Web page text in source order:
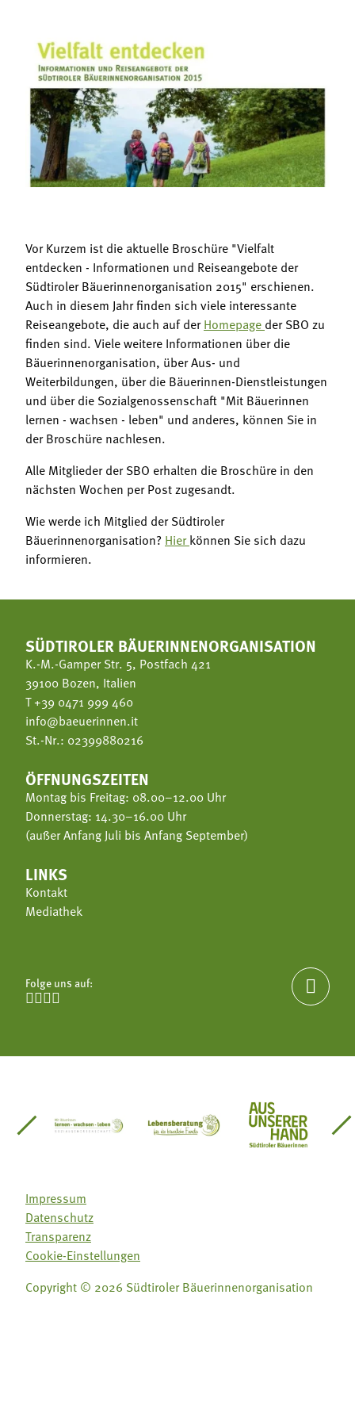
Landessekretariat
Hofgeschichten
Vor Kurzem ist die aktuelle Broschüre "Vielfalt
entdecken - Informationen und Reiseangebote der
Südtiroler Bäuerinnenorganisation 2015" erschienen.
Auch in diesem Jahr finden sich viele interessante
Reiseangebote, die auch auf derHomepage der SBO zu
finden sind. Viele weitere Informationen über die
Bäuerinnenorganisation, über Aus- und
Weiterbildungen, über die Bäuerinnen-Dienstleistungen
und über die Sozialgenossenschaft "Mit Bäuerinnen
lernen - wachsen - leben" und anderes, können Sie in
der Broschüre nachlesen.
Alle Mitglieder der SBO erhalten die Broschüre in den
nächsten Wochen per Post zugesandt.
Wie werde ich Mitglied der Südtiroler
Bäuerinnenorganisation? Hierkönnen Sie sich dazu
informieren.
SÜDTIROLER BÄUERINNENORGANISATION
K.-M.-Gamper Str. 5, Postfach 421
39100 Bozen, Italien
T+39 0471 999 460
info@baeuerinnen.it
St.-Nr.: 02399880216
ÖFFNUNGSZEITEN
Montag bis Freitag: 08.00–12.00 Uhr
Donnerstag: 14.30–16.00 Uhr
(außer Anfang Juli bis Anfang September)
LINKS
Kontakt
Mediathek
Folge uns auf:


Südtirol
Gärtnervereinigung
Sozialgenossenschaft Mit Bäuerinnen lernen -
Lebensberatung für dieAus unserer
Impressum
Datenschutz
Transparenz
Cookie-Einstellungen
Copyright © 2026 Südtiroler Bäuerinnenorganisation